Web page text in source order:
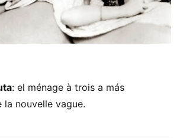
: el ménage à trois a más
nouvelle vague.